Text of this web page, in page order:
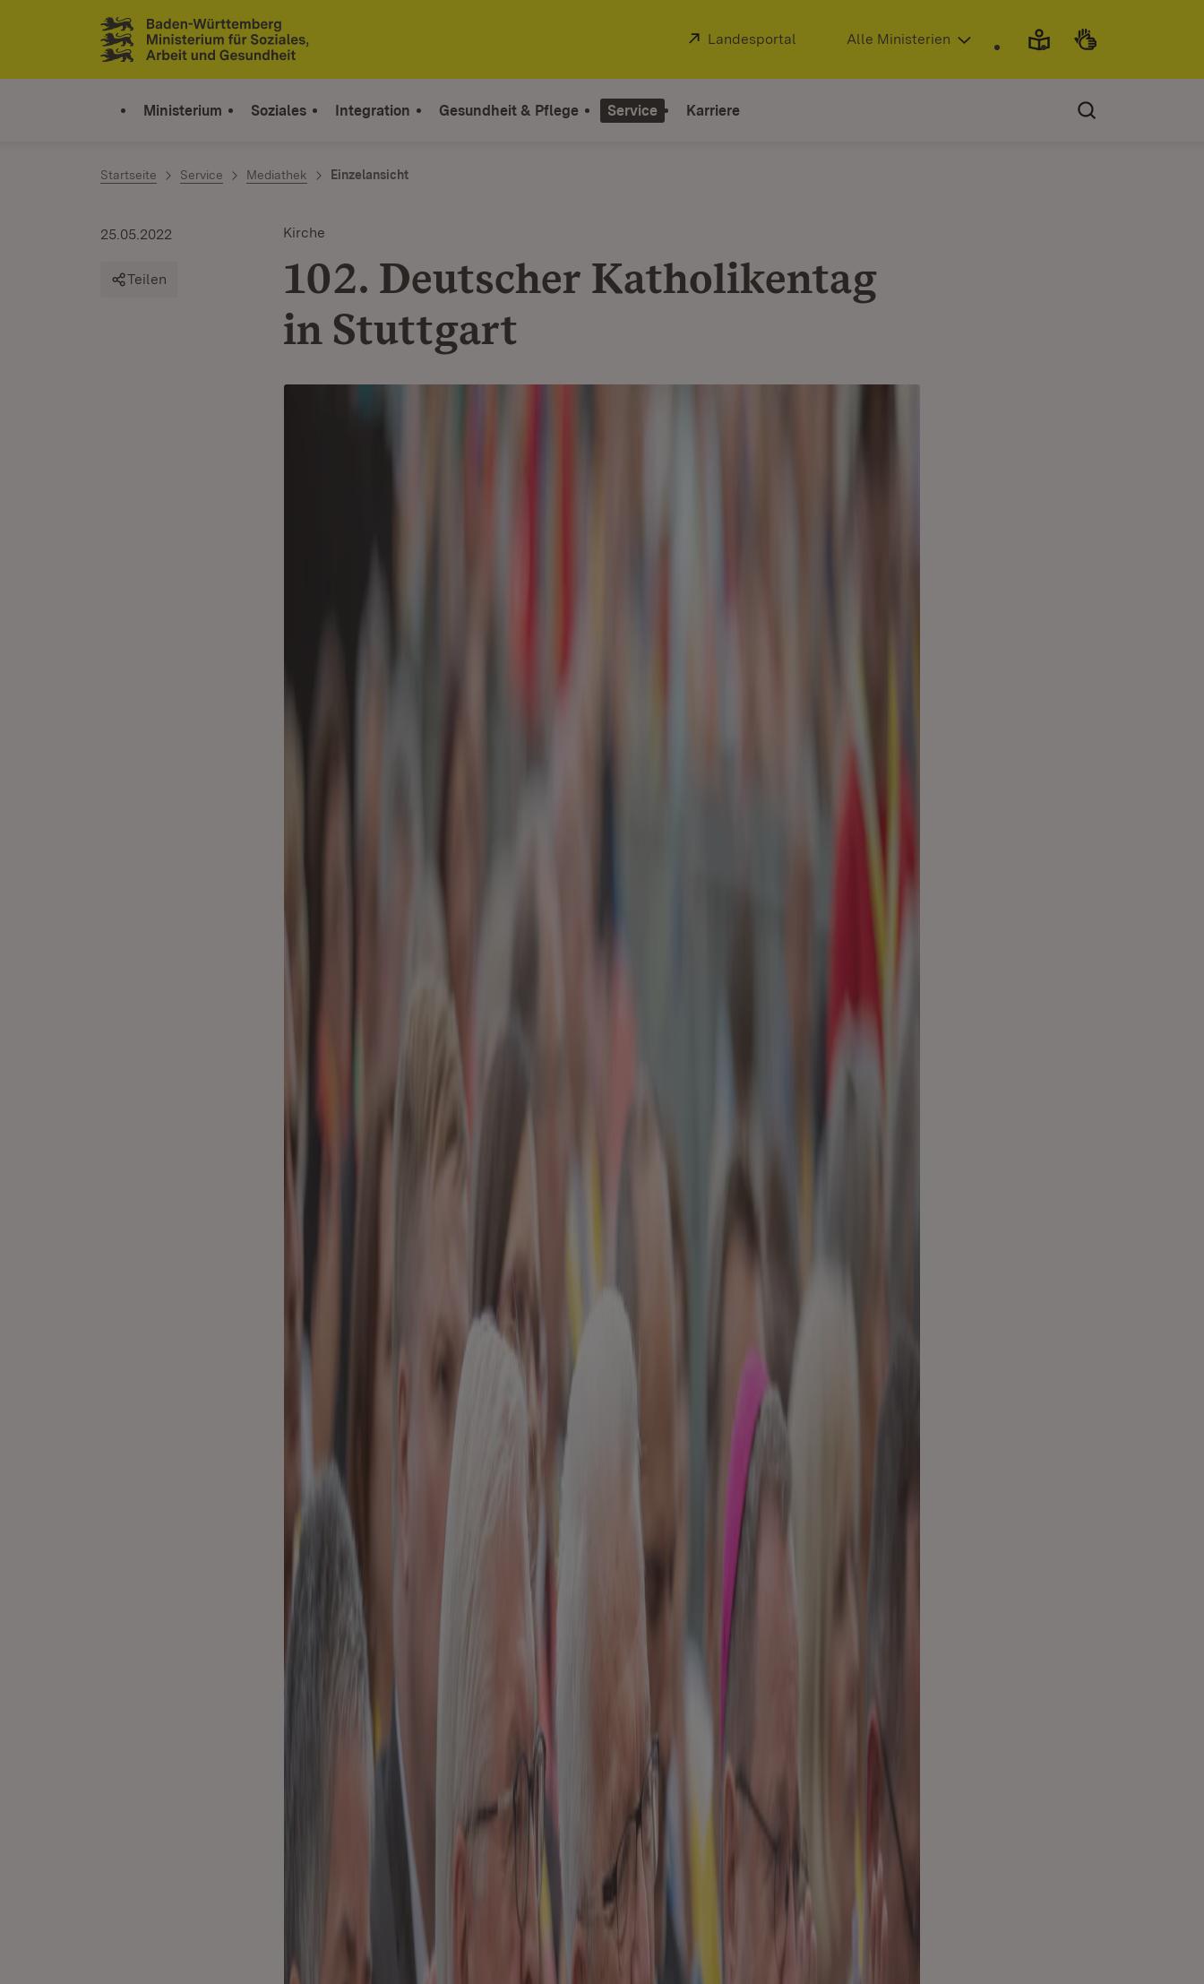
Zum Inhalt springen
Link zur Startseite
Extern:
Landesportal (Öffnet in neuem Fenster)
Alle Ministerien
Ministerium Soziales Integration Gesundheit & Pflege Service Karriere
Startseite Service Mediathek Einzelansicht
Kirche
102. Deutscher Katholikentag
in Stuttgart
25.05.2022
Teilen